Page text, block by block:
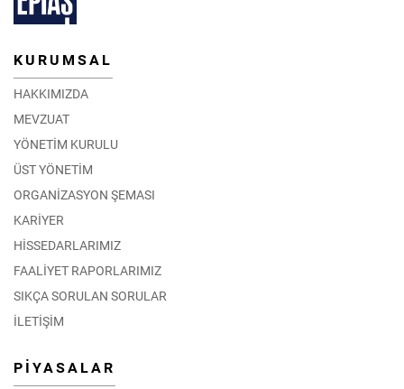
KURUMSAL
HAKKIMIZDA
MEVZUAT
YÖNETİM KURULU
ÜST YÖNETİM
ORGANİZASYON ŞEMASI
KARİYER
HİSSEDARLARIMIZ
FAALİYET RAPORLARIMIZ
SIKÇA SORULAN SORULAR
İLETİŞİM
PİYASALAR